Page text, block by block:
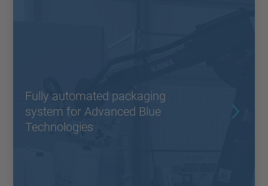
Fully automated packaging
system for Advanced Blue
Technologies